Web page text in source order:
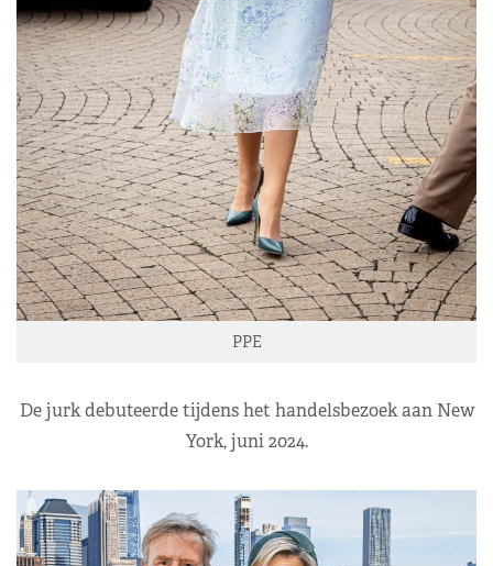
PPE
De jurk debuteerde tijdens het handelsbezoek aan New
York, juni 2024.